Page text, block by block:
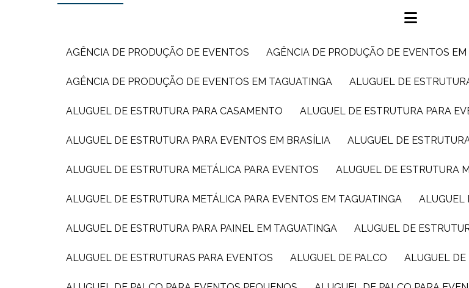
AGÊNCIA DE PRODUÇÃO DE EVENTOS AGÊNCIA DE PRODUÇÃO DE EVENTOS
AGÊNCIA DE PRODUÇÃO DE EVENTOS EM TAGUATINGA ALUGUEL DE
ALUGUEL DE ESTRUTURA PARA CASAMENTO ALUGUEL DE ESTRUTURA PARA
ALUGUEL DE ESTRUTURA PARA EVENTOS EM BRASÍLIA ALUGUEL DE
ALUGUEL DE ESTRUTURA METÁLICA PARA EVENTOS ALUGUEL DE ESTRUTURA
ALUGUEL DE ESTRUTURA METÁLICA PARA EVENTOS EM TAGUATINGA
ALUGUEL DE ESTRUTURA PARA PAINEL EM TAGUATINGA ALUGUEL DE
ALUGUEL DE ESTRUTURAS PARA EVENTOS ALUGUEL DE PALCO ALUGUEL